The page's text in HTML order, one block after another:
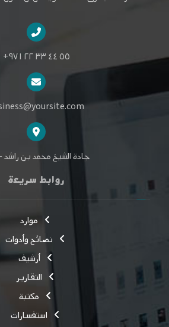
٥٥ ٤٤ ٣٣ ٢٢ ٩٧١+
جادة الشيخ محمد بن راشد
روابط سريعة
موارد
نصائح وأدوات
أرشيف
التقارير
مكتبة
استفسارات